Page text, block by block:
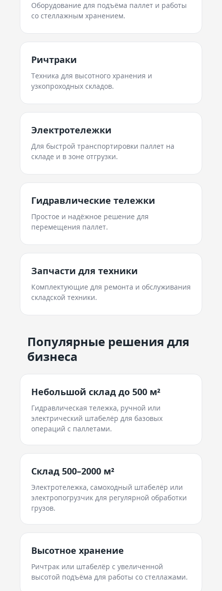
Оборудование для подъёма паллет и работы
со стеллажным хранением.
Ричтраки
Техника для высотного хранения и
узкопроходных складов.
Электротележки
Для быстрой транспортировки паллет на
складе и в зоне отгрузки.
Гидравлические тележки
Простое и надёжное решение для
перемещения паллет.
Запчасти для техники
Комплектующие для ремонта и обслуживания
складской техники.
Популярные решения для
бизнеса
Небольшой склад до 500 м²
Гидравлическая тележка, ручной или
электрический штабелёр для базовых
операций с паллетами.
Склад 500–2000 м²
Электротележка, самоходный штабелёр или
электропогрузчик для регулярной обработки
грузов.
Высотное хранение
Ричтрак или штабелёр с увеличенной
высотой подъёма для работы со стеллажами.